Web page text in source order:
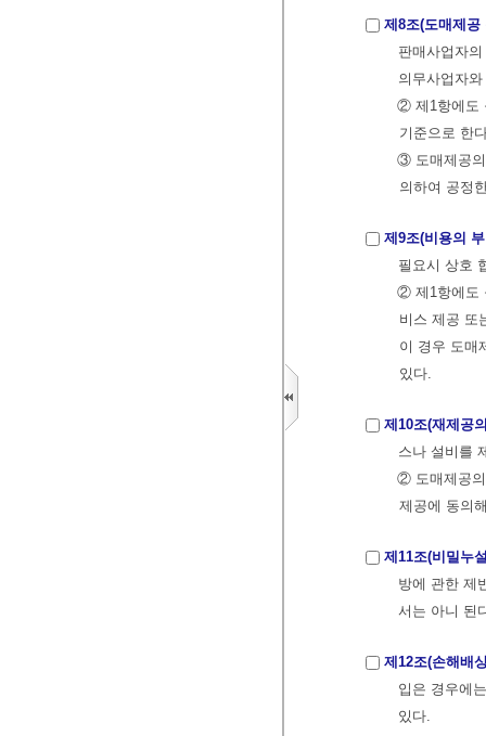
제8조(도매제공
판매사업자
의무사업자
② 제1항에도
기준으로 한
③ 도매제공의
의하여 공정
제9조(비용의
필요시 상호
② 제1항에도
비스 제공 또
이 경우 도매
있다.
제10조(재제공
스나 설비를
② 도매제공의
제공에 동의
제11조(비밀누
방에 관한 제
서는 아니 된
제12조(손해배
입은 경우에
있다.